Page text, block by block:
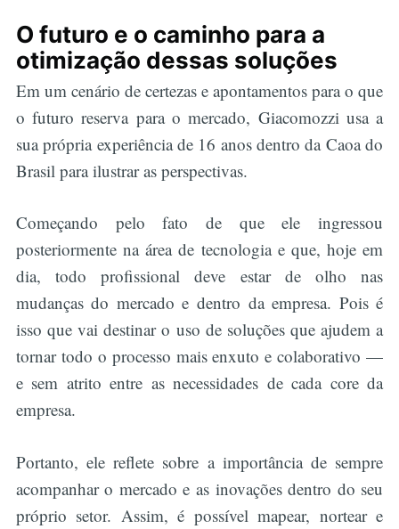
O futuro e o caminho para a
otimização dessas soluções
Em um cenário de certezas e apontamentos para o que
o futuro reserva para o mercado, Giacomozzi usa a
sua própria experiência de 16 anos dentro da Caoa do
Brasil para ilustrar as perspectivas.
Começando pelo fato de que ele ingressou
posteriormente na área de tecnologia e que, hoje em
dia, todo profissional deve estar de olho nas
mudanças do mercado e dentro da empresa. Pois é
isso que vai destinar o uso de soluções que ajudem a
tornar todo o processo mais enxuto e colaborativo —
e sem atrito entre as necessidades de cada core da
empresa.
Portanto, ele reflete sobre a importância de sempre
acompanhar o mercado e as inovações dentro do seu
próprio setor. Assim, é possível mapear, nortear e